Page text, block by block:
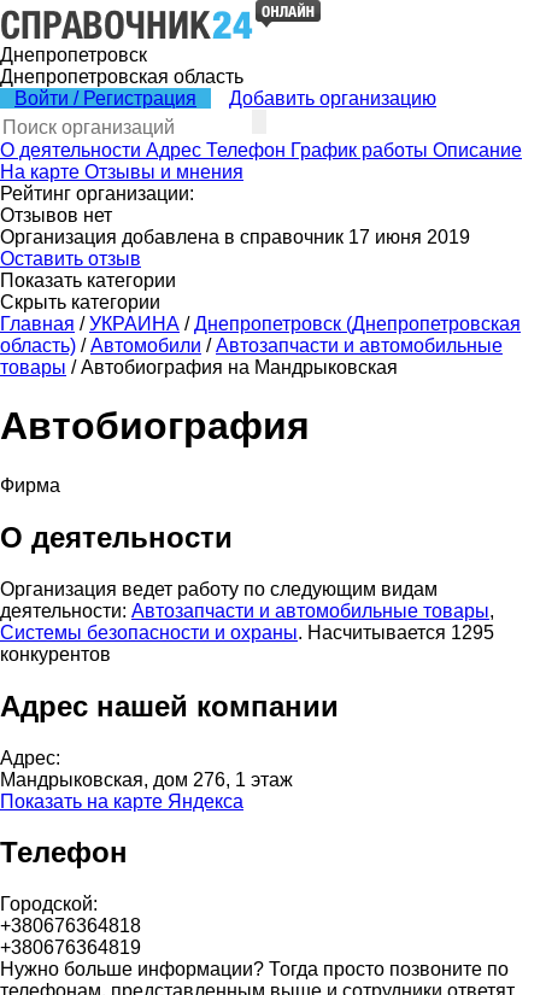
Днепропетровск
Днепропетровская область
Войти / Регистрация
Добавить организацию
О деятельности Адрес Телефон График работы Описание
На карте Отзывы и мнения
Рейтинг организации:
Отзывов нет
Организация добавлена в справочник 17 июня 2019
Оставить отзыв
Показать категории
Скрыть категории
Главная / УКРАИНА / Днепропетровск (Днепропетровская
область) / Автомобили / Автозапчасти и автомобильные
товары / Автобиография на Мандрыковская
Автобиография
Фирма
О деятельности
Организация ведет работу по следующим видам
деятельности: Автозапчасти и автомобильные товары,
Системы безопасности и охраны. Насчитывается 1295
конкурентов
Адрес нашей компании
Адрес:
Мандрыковская, дом 276, 1 этаж
Показать на карте Яндекса
Телефон
Городской:
+380676364818
+380676364819
Нужно больше информации? Тогда просто позвоните по